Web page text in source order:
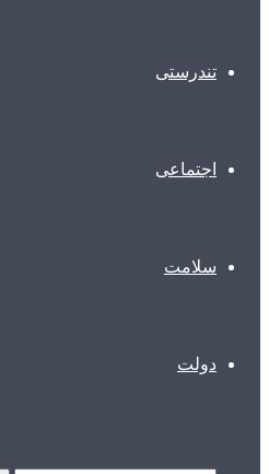
تندرستی
اجتماعی
سلامت
دولت